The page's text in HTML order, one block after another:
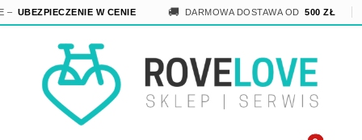
W CENIE DARMOWA DOSTAWA OD 500 ZŁ